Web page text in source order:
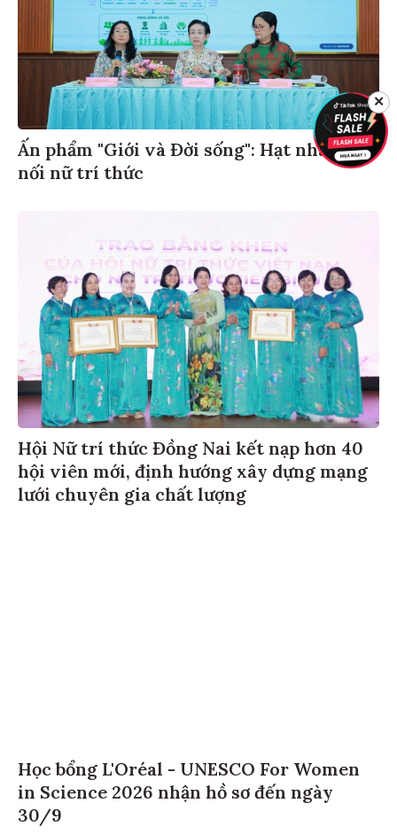
Ấn phẩm "Giới và Đời sống": Hạt nhân kết
nối nữ trí thức
Hội Nữ trí thức Đồng Nai kết nạp hơn 40
hội viên mới, định hướng xây dựng mạng
lưới chuyên gia chất lượng
Học bổng L'Oréal - UNESCO For Women
in Science 2026 nhận hồ sơ đến ngày
30/9
✕